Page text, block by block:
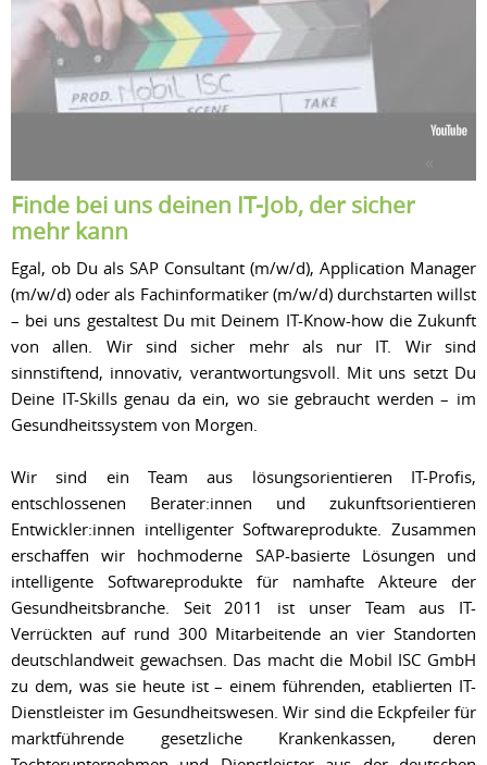
Finde bei uns deinen IT-Job, der sicher
mehr kann
Egal, ob Du als SAP Consultant (m/w/d), Application Manager
(m/w/d) oder als Fachinformatiker (m/w/d) durchstarten willst
– bei uns gestaltest Du mit Deinem IT-Know-how die Zukunft
von allen. Wir sind sicher mehr als nur IT. Wir sind
sinnstiftend, innovativ, verantwortungsvoll. Mit uns setzt Du
Deine IT-Skills genau da ein, wo sie gebraucht werden – im
Gesundheitssystem von Morgen.
Wir sind ein Team aus lösungsorientieren IT-Profis,
entschlossenen Berater:innen und zukunftsorientieren
Entwickler:innen intelligenter Softwareprodukte. Zusammen
erschaffen wir hochmoderne SAP-basierte Lösungen und
intelligente Softwareprodukte für namhafte Akteure der
Gesundheitsbranche. Seit 2011 ist unser Team aus IT-
Verrückten auf rund 300 Mitarbeitende an vier Standorten
deutschlandweit gewachsen. Das macht die Mobil ISC GmbH
zu dem, was sie heute ist – einem führenden, etablierten IT-
Dienstleister im Gesundheitswesen. Wir sind die Eckpfeiler für
marktführende gesetzliche Krankenkassen, deren